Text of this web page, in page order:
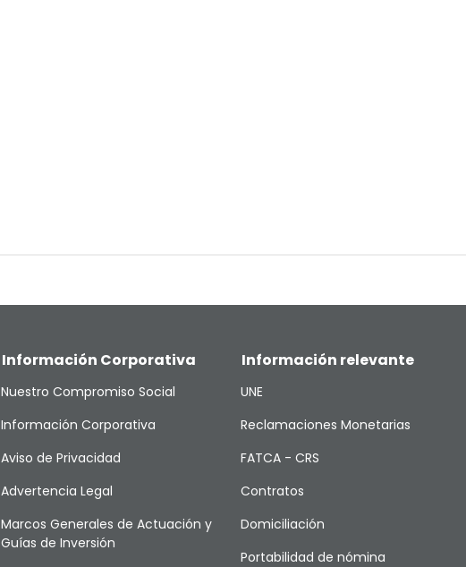
Información Corporativa
Nuestro Compromiso Social
Información Corporativa
Aviso de Privacidad
Advertencia Legal
Marcos Generales de Actuación y
Guías de Inversión
Información relevante
UNE
Reclamaciones Monetarias
FATCA - CRS
Contratos
Domiciliación
Portabilidad de nómina